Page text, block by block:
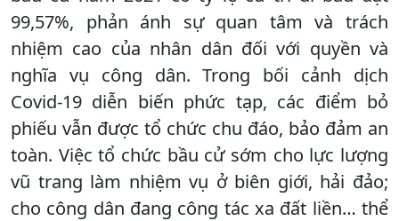
99,57%, phản ánh sự quan tâm và trách
nhiệm cao của nhân dân đối với quyền và
nghĩa vụ công dân. Trong bối cảnh dịch
Covid-19 diễn biến phức tạp, các điểm bỏ
phiếu vẫn được tổ chức chu đáo, bảo đảm an
toàn. Việc tổ chức bầu cử sớm cho lực lượng
vũ trang làm nhiệm vụ ở biên giới, hải đảo;
cho công dân đang công tác xa đất liền… thể